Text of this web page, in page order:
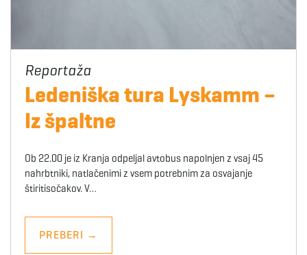
Ledeniška tura Lyskamm –
Iz špaltne
Ob 22.00 je iz Kranja odpeljal avtobus napolnjen z vsaj 45
nahrbtniki, natlačenimi z vsem potrebnim za osvajanje
štiritisočakov. V…
PREBERI →